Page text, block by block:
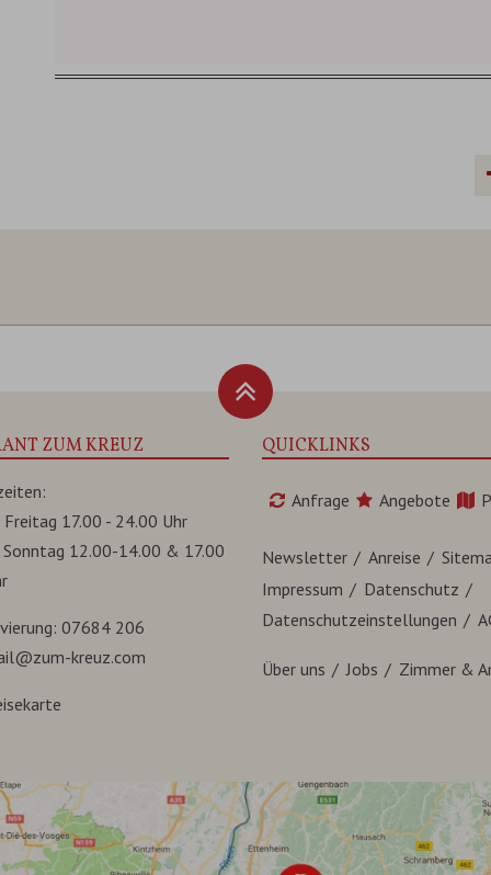
ZUM KREUZ
17.00 - 24.00 Uhr
Sonntag 12.00-14.00 & 17.00
07684 206
kreuz.com
QUICKLINKS
Anfrage Angebote
Newsletter Anreise
Impressum
Datenschutz
Datenschutzeinstellungen
Über uns Jobs Zimmer &